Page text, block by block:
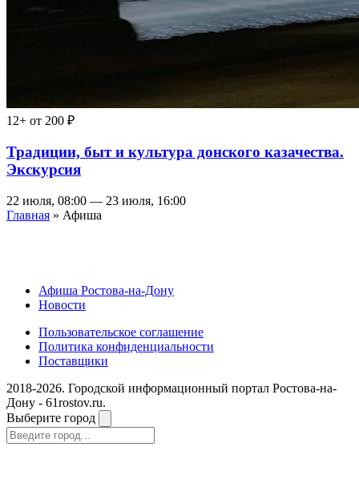
12+ от 200 ₽
Традиции, быт и культура донского казачества.
Экскурсия
22 июля, 08:00 — 23 июля, 16:00
Главная » Афиша
Афиша Ростова-на-Дону
Новости
Пользовательское соглашение
Политика конфиденциальности
Поставщики
2018-2026. Городской информационный портал Ростова-на-
Дону - 61rostov.ru.
Выберите город